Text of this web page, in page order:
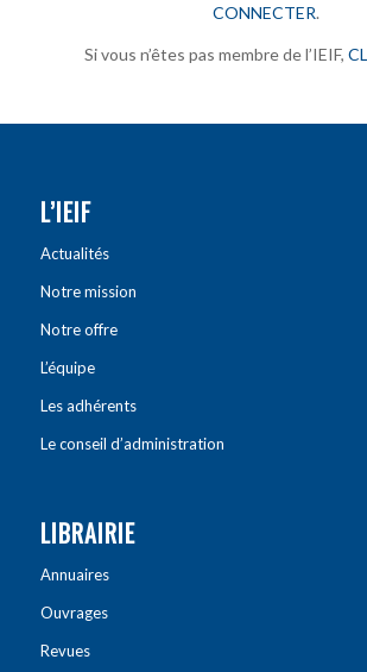
CONNECTER.
Si vous n’êtes pas membre de l’IEIF,
L’IEIF
Actualités
Notre mission
Notre offre
L’équipe
Les adhérents
Le conseil d’administration
LIBRAIRIE
Annuaires
Ouvrages
Revues